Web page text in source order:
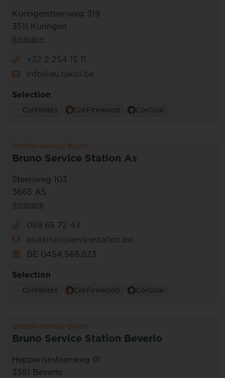
Kuringersteenweg 319
3511 Kuringen
Itinéraire
+32 2 254 15 11
info@eu.lukoil.be
Selection
CorPellets CorFirewood CorCoal
Station-service Bruno
Bruno Service Station As
Steenweg 103
3665 AS
Itinéraire
089 65 72 43
as@brunoservicestation.be
BE 0454.568.823
Selection
CorPellets CorFirewood CorCoal
Station-service Bruno
Bruno Service Station Beverlo
Heppensesteenweg 91
3581 Beverlo